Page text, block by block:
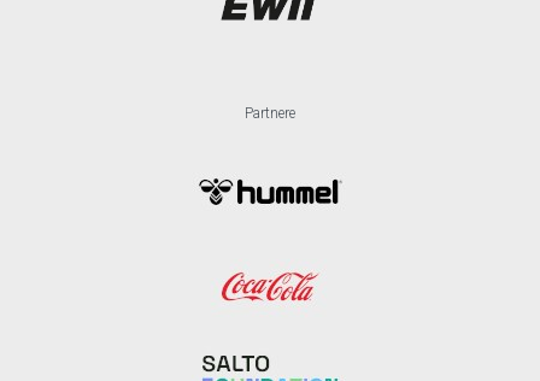
Partnere